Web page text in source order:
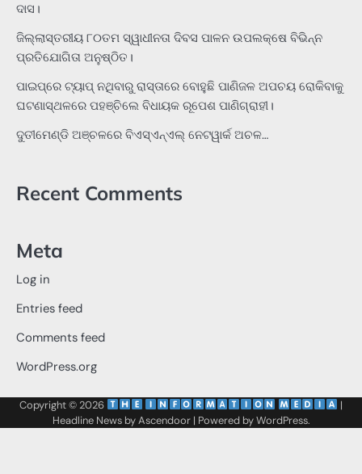
ଦାସ।
ଜିଲ୍ଲାସ୍ତରୀୟ ୮୦ତମ ସ୍ୱାଧୀନତା ଦିବସ ପାଳନ ଉପଲକ୍ଷେ ବିଭିନ୍ନ
ପ୍ରତିଯୋଗିତା ଅନୁଷ୍ଠିତ।
ପାଇପ୍‌ରେ ଟ୍ୟାପ୍‌ ନଥିବାରୁ ରାସ୍ତାରେ ବୋହୁଛି ପାଣିଜଳ ଅପଚୟ ରୋକିବାକୁ
ଘଟଣାସ୍ଥଳରେ ପହଞ୍ଚିଲେ ବିଧାୟକ ରୂପେଶ ପାଣିଗ୍ରାହୀ।
ଦୁତୀମେଣ୍ଡି ଅଞ୍ଚଳରେ ବିଏସ୍‌ଏନ୍‌ଏଲ୍‌ ନେଟୱାର୍କ ଅଚଳ…
Recent Comments
Meta
Log in
Entries feed
Comments feed
WordPress.org
Copyright © 2026
|
Headline News byAscendoor| Powered byWordPress.